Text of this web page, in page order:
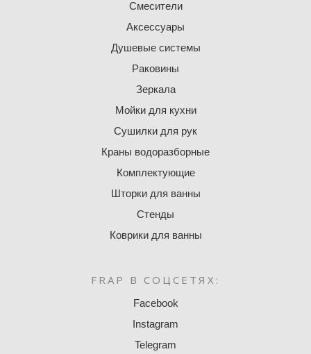
Смесители
Аксессуары
Душевые системы
Раковины
Зеркала
Мойки для кухни
Сушилки для рук
Краны водоразборные
Комплектующие
Шторки для ванны
Стенды
Коврики для ванны
FRAP В СОЦСЕТЯХ:
Facebook
Instagram
Telegram